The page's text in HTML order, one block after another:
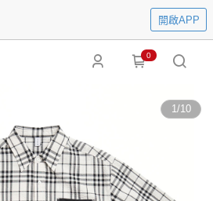
開啟APP
0
1/10